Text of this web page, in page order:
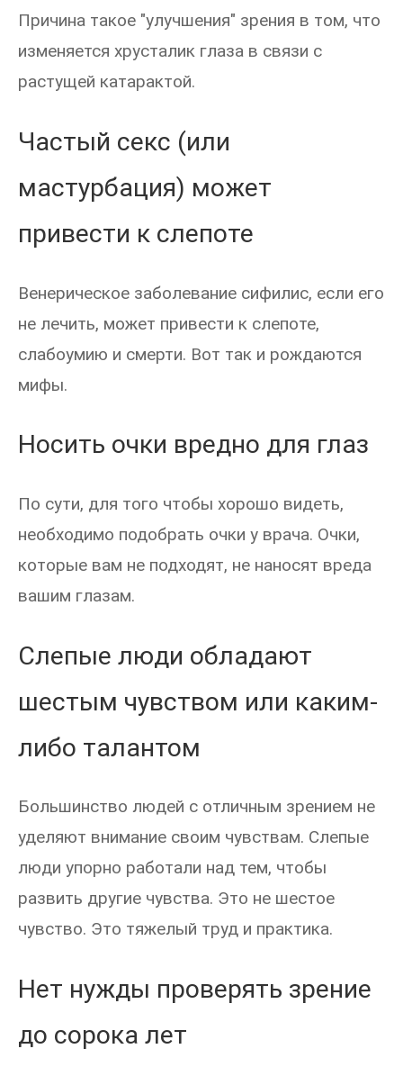
Причина такое "улучшения" зрения в том, что
изменяется хрусталик глаза в связи с
растущей катарактой.
Частый секс (или
мастурбация) может
привести к слепоте
Венерическое заболевание сифилис, если его
не лечить, может привести к слепоте,
слабоумию и смерти. Вот так и рождаются
мифы.
Носить очки вредно для глаз
По сути, для того чтобы хорошо видеть,
необходимо подобрать очки у врача. Очки,
которые вам не подходят, не наносят вреда
вашим глазам.
Слепые люди обладают
шестым чувством или каким-
либо талантом
Большинство людей с отличным зрением не
уделяют внимание своим чувствам. Слепые
люди упорно работали над тем, чтобы
развить другие чувства. Это не шестое
чувство. Это тяжелый труд и практика.
Нет нужды проверять зрение
до сорока лет